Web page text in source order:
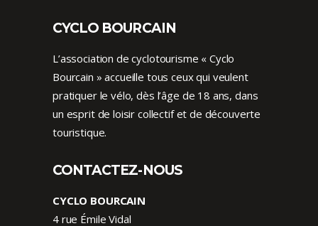
CYCLO BOURCAIN
L’association de cyclotourisme « Cyclo
Bourcain » accueille tous ceux qui veulent
pratiquer le vélo, dès l’âge de 18 ans, dans
un esprit de loisir collectif et de découverte
touristique.
CONTACTEZ-NOUS
CYCLO BOURCAIN
4 rue Émile Vidal